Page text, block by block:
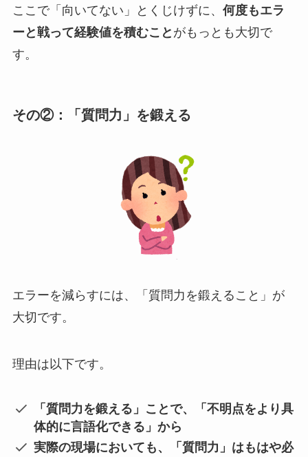
ここで「向いてない」とくじけずに、 何度もエラ
ーと戦って経験値を積むこと がもっとも大切で
す。
その②：「質問力」を鍛える
エラーを減らすには、「質問力を鍛えること」が
大切です。
理由は以下です。
「質問力を鍛える」ことで、「不明点をより具
体的に言語化できる」から
実際の現場においても、「質問力」はもはや必